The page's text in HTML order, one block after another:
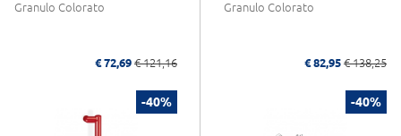
Granulo Colorato
€ 72,69 € 121,16
Granulo Colorato
€ 82,95 € 138,25
-40% -40%